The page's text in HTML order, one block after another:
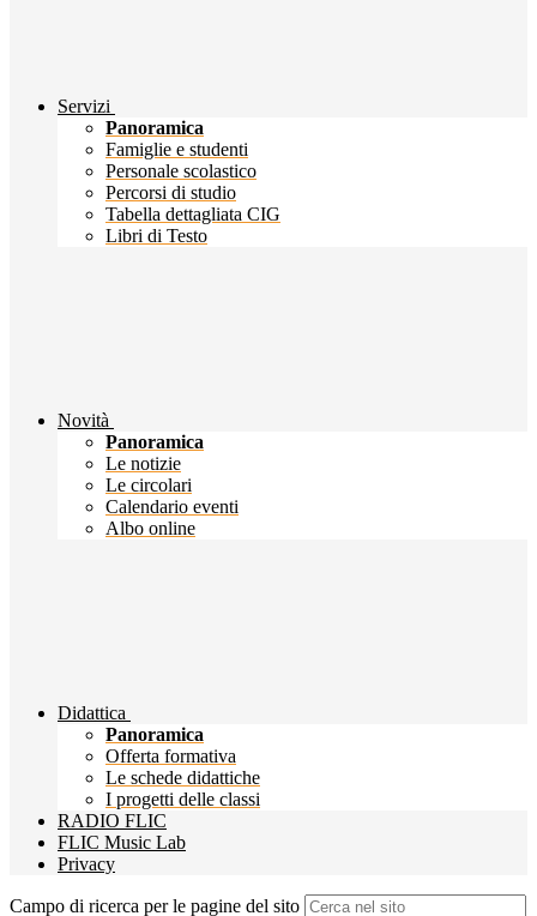
Servizi
Panoramica
Famiglie e studenti
Personale scolastico
Percorsi di studio
Tabella dettagliata CIG
Libri di Testo
Novità
Panoramica
Le notizie
Le circolari
Calendario eventi
Albo online
Didattica
Panoramica
Offerta formativa
Le schede didattiche
I progetti delle classi
RADIO FLIC
FLIC Music Lab
Privacy
Campo di ricerca per le pagine del sito